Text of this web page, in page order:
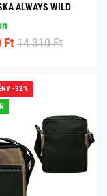
ALWAYS WILD
Ft 14 310 Ft
-32%